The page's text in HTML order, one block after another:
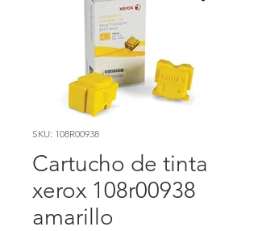
SKU: 108R00938
Cartucho de tinta
xerox 108r00938
amarillo